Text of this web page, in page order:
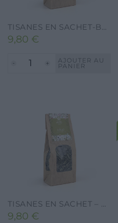
9,80 €
AJOUTER AU
PANIER
TISANES EN SACHET – TILLEUL – 40G.
9,80 €